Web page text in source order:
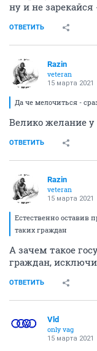
ну и не
ОТВЕТИТЬ
Razin
veteran
15 марта 2021
Да че мелочиться -
Велико желание у
ОТВЕТИТЬ
Razin
veteran
15 марта 2021
Естественно оставив
таких граждан
А зачем такое
граждан,
ОТВЕТИТЬ
Vld
only vag
15 марта 2021